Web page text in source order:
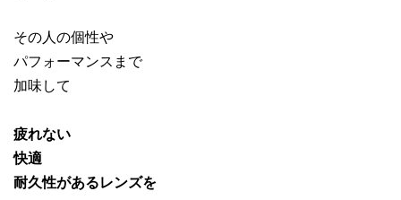
その人の個性や
パフォーマンスまで
加味して
疲れない
快適
耐久性があるレンズを